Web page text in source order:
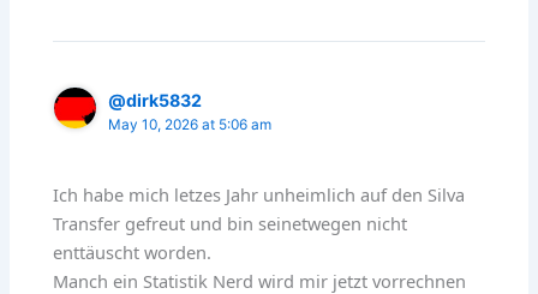
@dirk5832
May 10, 2026 at 5:06 am
Ich habe mich letzes Jahr unheimlich auf den Silva
Transfer gefreut und bin seinetwegen nicht
enttäuscht worden.
Manch ein Statistik Nerd wird mir jetzt vorrechnen